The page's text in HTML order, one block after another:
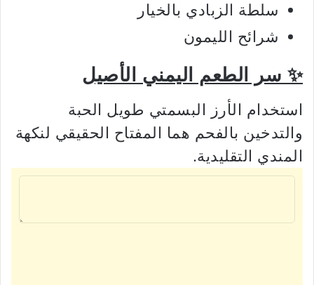
سلطة الزبادي بالخيار
شرائح الليمون
✨ سر الطعم اليمني الأصيل
استخدام الأرز البسمتي طويل الحبة
والتدخين بالفحم هما المفتاح الحقيقي لنكهة
المندي التقليدية.